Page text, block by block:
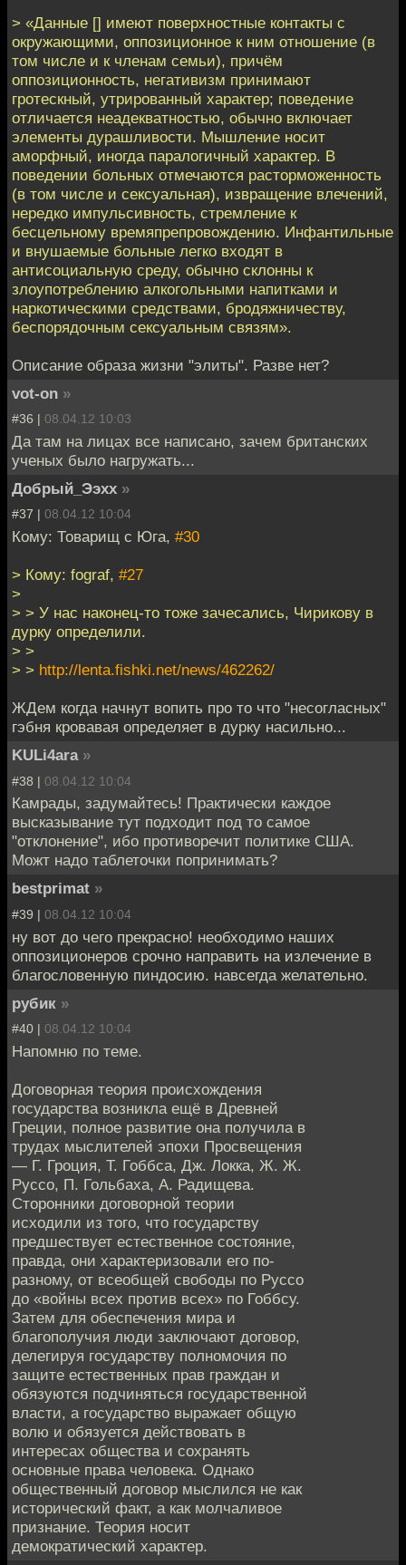
> «Данные [] имеют поверхностные контакты с
окружающими, оппозиционное к ним отношение (в
том числе и к членам семьи), причём
оппозиционность, негативизм принимают
гротескный, утрированный характер; поведение
отличается неадекватностью, обычно включает
элементы дурашливости. Мышление носит
аморфный, иногда паралогичный характер. В
поведении больных отмечаются расторможенность
(в том числе и сексуальная), извращение влечений,
нередко импульсивность, стремление к
бесцельному времяпрепровождению. Инфантильные
и внушаемые больные легко входят в
антисоциальную среду, обычно склонны к
злоупотреблению алкогольными напитками и
наркотическими средствами, бродяжничеству,
беспорядочным сексуальным связям».
Описание образа жизни "элиты". Разве нет?
vot-on »
#36 | 08.04.12 10:03
Да там на лицах все написано, зачем британских
ученых было нагружать...
Добрый_Ээхх »
#37 | 08.04.12 10:04
Кому: Товарищ с Юга, #30
> Кому: fograf, #27
>
> > У нас наконец-то тоже зачесались, Чирикову в
дурку определили.
> >
> > http://lenta.fishki.net/news/462262/
ЖДем когда начнут вопить про то что "несогласных"
гэбня кровавая определяет в дурку насильно...
KULi4ara »
#38 | 08.04.12 10:04
Камрады, задумайтесь! Практически каждое
высказывание тут подходит под то самое
"отклонение", ибо противоречит политике США.
Можт надо таблеточки попринимать?
bestprimat »
#39 | 08.04.12 10:04
ну вот до чего прекрасно! необходимо наших
оппозиционеров срочно направить на излечение в
благословенную пиндосию. навсегда желательно.
рубик »
#40 | 08.04.12 10:04
Напомню по теме.
Договорная теория происхождения
государства возникла ещё в Древней
Греции, полное развитие она получила в
трудах мыслителей эпохи Просвещения
— Г. Гроция, Т. Гоббса, Дж. Локка, Ж. Ж.
Руссо, П. Гольбаха, А. Радищева.
Сторонники договорной теории
исходили из того, что государству
предшествует естественное состояние,
правда, они характеризовали его по-
разному, от всеобщей свободы по Руссо
до «войны всех против всех» по Гоббсу.
Затем для обеспечения мира и
благополучия люди заключают договор,
делегируя государству полномочия по
защите естественных прав граждан и
обязуются подчиняться государственной
власти, а государство выражает общую
волю и обязуется действовать в
интересах общества и сохранять
основные права человека. Однако
общественный договор мыслился не как
исторический факт, а как молчаливое
признание. Теория носит
демократический характер.